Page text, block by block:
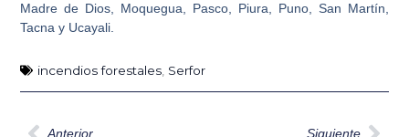
Madre de Dios, Moquegua, Pasco, Piura, Puno, San Martín,
Tacna y Ucayali.
incendios forestales Serfor
Ant
Anterior Siguiente